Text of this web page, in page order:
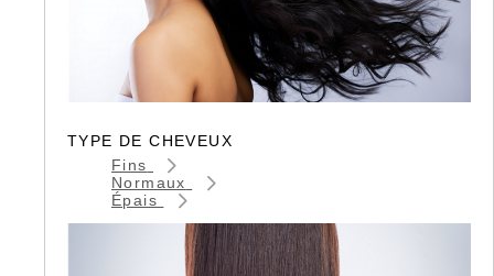
TYPE DE CHEVEUX
Fins
Normaux
Épais